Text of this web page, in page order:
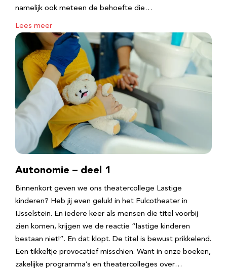
namelijk ook meteen de behoefte die…
Lees meer
Autonomie – deel 1
Binnenkort geven we ons theatercollege Lastige
kinderen? Heb jij even geluk! in het Fulcotheater in
IJsselstein. En iedere keer als mensen die titel voorbij
zien komen, krijgen we de reactie “lastige kinderen
bestaan niet!”. En dat klopt. De titel is bewust prikkelend.
Een tikkeltje provocatief misschien. Want in onze boeken,
zakelijke programma’s en theatercolleges over…